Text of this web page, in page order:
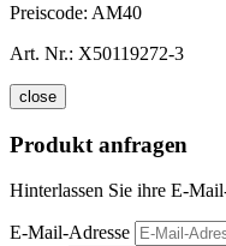
Preiscode: AM40
Art. Nr.: X50119272-3
close
Produkt anfragen
Hinterlassen Sie ihre E-
E-Mail-Adresse